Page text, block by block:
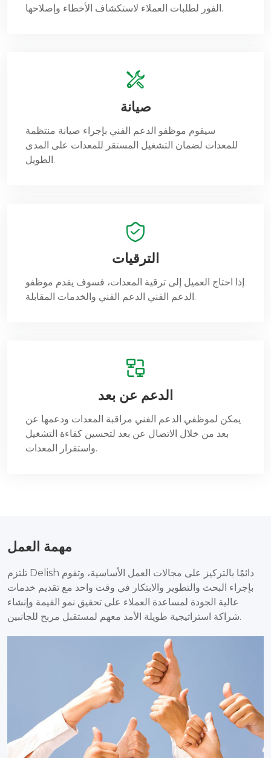
الفور لطلبات العملاء لاستكشاف الأخطاء وإصلاحها.
صيانة
سيقوم موظفو الدعم الفني بإجراء صيانة منتظمة
للمعدات لضمان التشغيل المستقر للمعدات على المدى
الطويل.
الترقيات
إذا احتاج العميل إلى ترقية المعدات، فسوف يقدم موظفو
الدعم الفني الدعم الفني والخدمات المقابلة.
الدعم عن بعد
يمكن لموظفي الدعم الفني مراقبة المعدات ودعمها عن
بعد من خلال الاتصال عن بعد لتحسين كفاءة التشغيل
واستقرار المعدات.
مهمة العمل
تلتزم Delish دائمًا بالتركيز على مجالات العمل الأساسية، وتقوم
بإجراء البحث والتطوير والابتكار في وقت واحد مع تقديم خدمات
عالية الجودة لمساعدة العملاء على تحقيق نمو القيمة وإنشاء
شراكة استراتيجية طويلة الأمد معهم لمستقبل مربح للجانبين.